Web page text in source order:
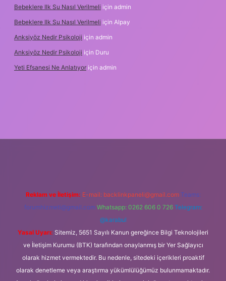
Bebeklere Ilk Su Nasıl Verilmeli için admin
Bebeklere Ilk Su Nasıl Verilmeli için Alpay
Anksiyöz Nedir Psikoloji için admin
Anksiyöz Nedir Psikoloji için Duru
Yeti Efsanesi Ne Anlatıyor için admin
Reklam ve İletişim: E-mail: backlinkpaneli@gmail.com Teams:
forumhizmeti@gmail.com Whatsapp: 0262 606 0 726 Telegram:
@karabul
Yasal Uyarı: Sitemiz, 5651 Sayılı Kanun gereğince Bilgi Teknolojileri
ve İletişim Kurumu (BTK) tarafından onaylanmış bir Yer Sağlayıcı
olarak hizmet vermektedir. Bu nedenle, sitedeki içerikleri proaktif
olarak denetleme veya araştırma yükümlülüğümüz bulunmamaktadır.